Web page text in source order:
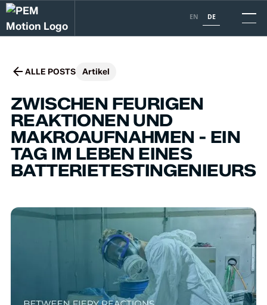
EN DE
ALLE POSTS Artikel
ZWISCHEN FEURIGEN
REAKTIONEN UND
MAKROAUFNAHMEN - EIN
TAG IM LEBEN EINES
BATTERIETESTINGENIEURS